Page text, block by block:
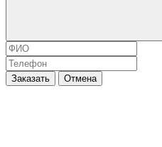
Заказать Отмена